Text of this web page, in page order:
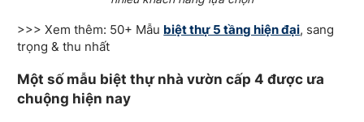
>>> Xem thêm: 50+ Mẫu biệt thự 5 tầng hiện đại, sang
trọng & thu nhất
Một số mẫu biệt thự nhà vườn cấp 4 được ưa
chuộng hiện nay